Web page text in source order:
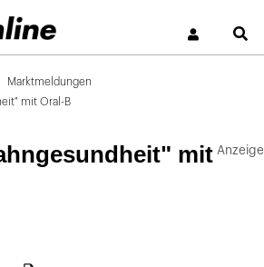
Marktmeldungen
mit Oral-B
mit